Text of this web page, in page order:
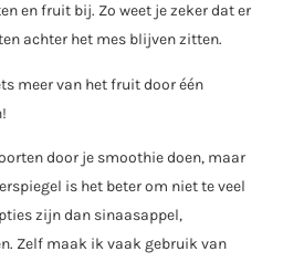
en fruit bij. Zo weet je zeker dat er
achter het mes blijven zitten.
meer van het fruit door één
door je smoothie doen, maar
is het beter om niet te veel
zijn dan sinaasappel,
Zelf maak ik vaak gebruik van